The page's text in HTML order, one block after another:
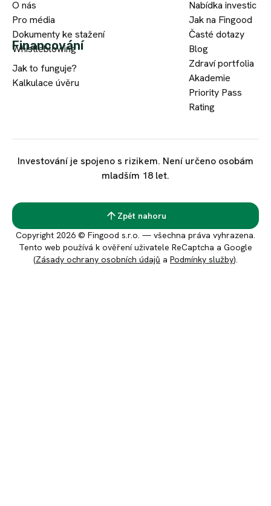
O nás
Pro média
Dokumenty ke stažení
Whistleblowing
Nabídka investic
Jak na Fingood
Časté dotazy
Blog
Zdraví portfolia
Akademie
Priority Pass
Rating
Financování
Jak to funguje?
Kalkulace úvěru
Investování je spojeno s rizikem. Není určeno osobám
mladším 18 let.
Copyright 2026 © Fingood s.r.o. — všechna práva vyhrazena.
Tento web používá k ověření uživatele ReCaptcha a Google
(Zásady ochrany osobních údajů a Podmínky služby).
Zpět nahoru